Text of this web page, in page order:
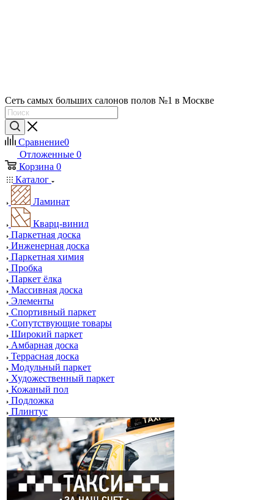
Сеть самых больших салонов полов №1 в Москве
Сравнение0
Отложенные 0
Корзина 0
Каталог
Ламинат
Кварц-винил
Паркетная доска
Инженерная доска
Паркетная химия
Пробка
Паркет ёлка
Массивная доска
Элементы
Спортивный паркет
Сопутствующие товары
Широкий паркет
Амбарная доска
Террасная доска
Модульный паркет
Художественный паркет
Кожаный пол
Подложка
Плинтус